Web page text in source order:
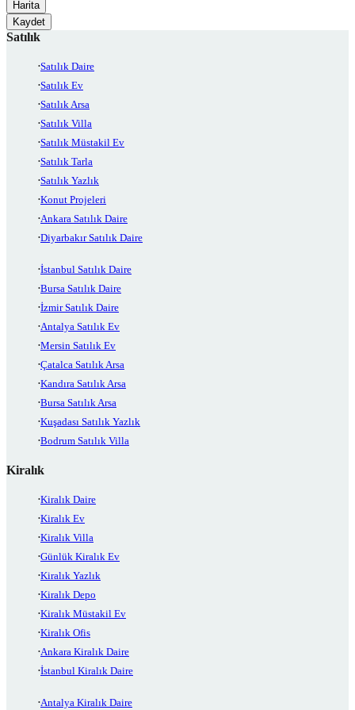
Harita
Kaydet
Satılık
Satılık Daire
Satılık Ev
Satılık Arsa
Satılık Villa
Satılık Müstakil Ev
Satılık Tarla
Satılık Yazlık
Konut Projeleri
Ankara Satılık Daire
Diyarbakır Satılık Daire
İstanbul Satılık Daire
Bursa Satılık Daire
İzmir Satılık Daire
Antalya Satılık Ev
Mersin Satılık Ev
Çatalca Satılık Arsa
Kandıra Satılık Arsa
Bursa Satılık Arsa
Kuşadası Satılık Yazlık
Bodrum Satılık Villa
Kiralık
Kiralık Daire
Kiralık Ev
Kiralık Villa
Günlük Kiralık Ev
Kiralık Yazlık
Kiralık Depo
Kiralık Müstakil Ev
Kiralık Ofis
Ankara Kiralık Daire
İstanbul Kiralık Daire
Antalya Kiralık Daire